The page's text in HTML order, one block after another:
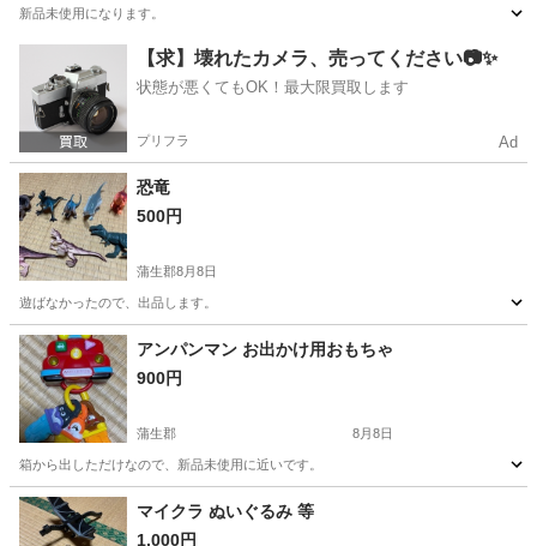
新品未使用になります。
おもちゃ 水族館
【求】壊れたカメラ、売ってください📷✨
状態が悪くてもOK！最大限買取します
プリフラ Ad
恐竜
500円
蒲生郡8月8日
遊ばなかったので、出品します。
滋賀 蒲生郡 おもちゃ 恐竜
アンパンマン お出かけ用おもちゃ
900円
蒲生郡 8月8日
箱から出しただけなので、新品未使用に近いです。
滋賀 蒲生郡 おもちゃ アンパンマン
マイクラ ぬいぐるみ 等
1,000円